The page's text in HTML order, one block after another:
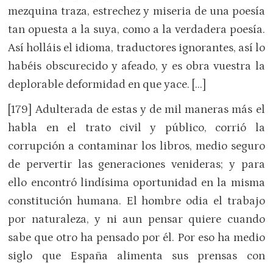
mezquina traza, estrechez y miseria de una poesía
tan opuesta a la suya, como a la verdadera poesía.
Así holláis el idioma, traductores ignorantes, así lo
habéis obscurecido y afeado, y es obra vuestra la
deplorable deformidad en que yace. […]
[179] Adulterada de estas y de mil maneras más el
habla en el trato civil y público, corrió la
corrupción a contaminar los libros, medio seguro
de pervertir las generaciones venideras; y para
ello encontró lindísima oportunidad en la misma
constitución humana. El hombre odia el trabajo
por naturaleza, y ni aun pensar quiere cuando
sabe que otro ha pensado por él. Por eso ha medio
siglo que España alimenta sus prensas con